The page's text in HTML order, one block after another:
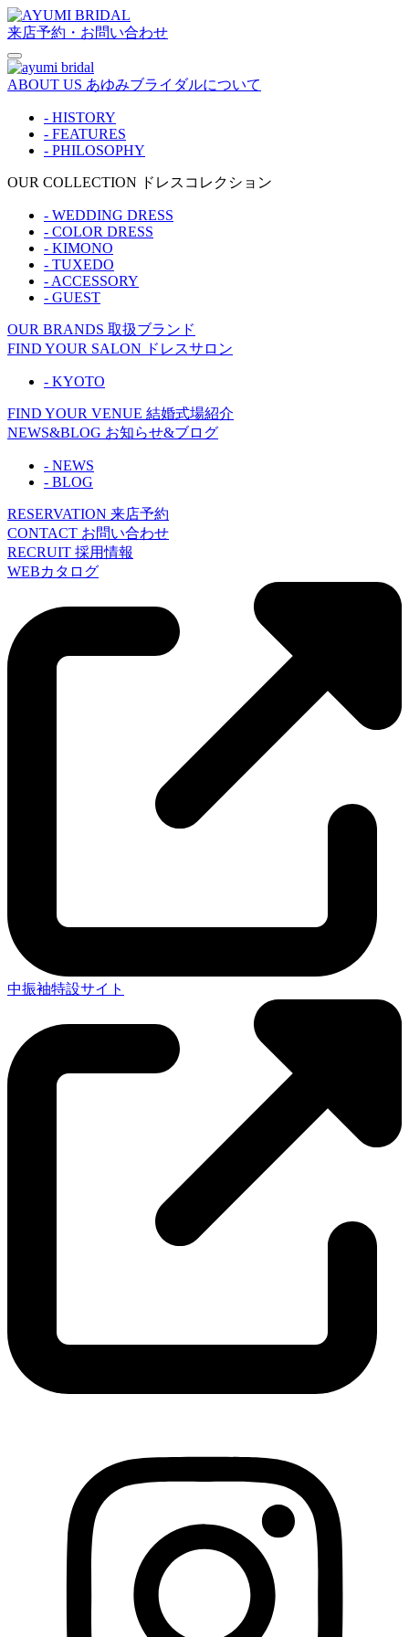
来店予約・お問い合わせ
ABOUT US あゆみブライダルについて
- HISTORY
- FEATURES
- PHILOSOPHY
OUR COLLECTION ドレスコレクション
- WEDDING DRESS
- COLOR DRESS
- KIMONO
- TUXEDO
- ACCESSORY
- GUEST
OUR BRANDS 取扱ブランド
FIND YOUR SALON ドレスサロン
- KYOTO
FIND YOUR VENUE 結婚式場紹介
NEWS&BLOG お知らせ&ブログ
- NEWS
- BLOG
RESERVATION 来店予約
CONTACT お問い合わせ
RECRUIT 採用情報
WEBカタログ
中振袖特設サイト